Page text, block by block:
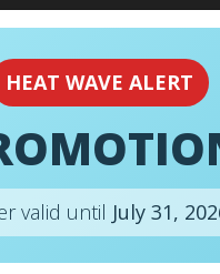
FILTER
1056 16 X 20
HEAT WAVE ALERT
valid until July 31,